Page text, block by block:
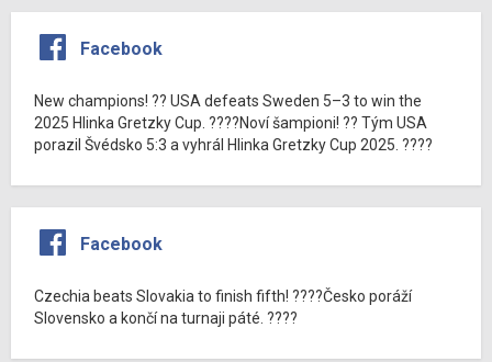
Facebook
New champions! ?? USA defeats Sweden 5–3 to win the
2025 Hlinka Gretzky Cup. ????Noví šampioni! ?? Tým USA
porazil Švédsko 5:3 a vyhrál Hlinka Gretzky Cup 2025. ????
Facebook
Czechia beats Slovakia to finish fifth! ????Česko poráží
Slovensko a končí na turnaji páté. ????